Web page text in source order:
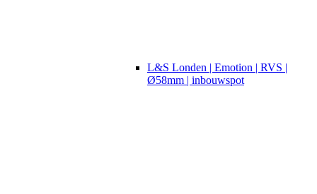
L&S Londen | Emotion | RVS |
Ø58mm | inbouwspot